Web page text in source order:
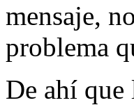
mensaje,
problema
De ahí